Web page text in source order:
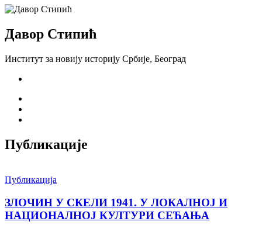
Давор Стипић
Институт за новију историју Србије, Београд
Публикације
Публикација
ЗЛОЧИН У СКЕЛИ 1941. У ЛОКАЛНОЈ И
НАЦИОНАЛНОЈ КУЛТУРИ СЕЋАЊА